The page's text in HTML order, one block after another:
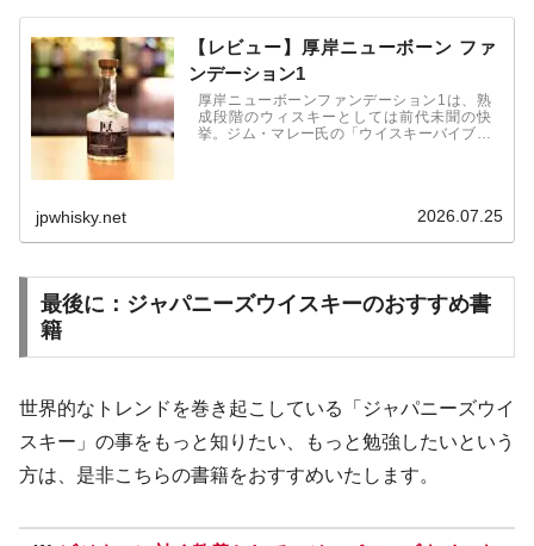
【レビュー】厚岸ニューボーン ファ
ンデーション1
厚岸ニューボーンファンデーション1は、熟
成段階のウィスキーとしては前代未聞の快
挙。ジム・マレー氏の「ウイスキーバイブル
jpwhisky.net 2026.07.25
最後に：ジャパニーズウイスキーのおすすめ書
籍
世界的なトレンドを巻き起こしている「ジャパニーズウイ
スキー」の事をもっと知りたい、もっと勉強したいという
方は、是非こちらの書籍をおすすめいたします。